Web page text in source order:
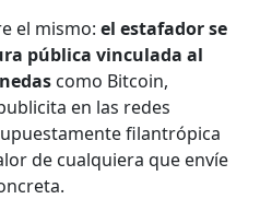
el mismo:el estafador se
pública vinculada al
como Bitcoin,
en las redes
filantrópica
de cualquiera que envíe